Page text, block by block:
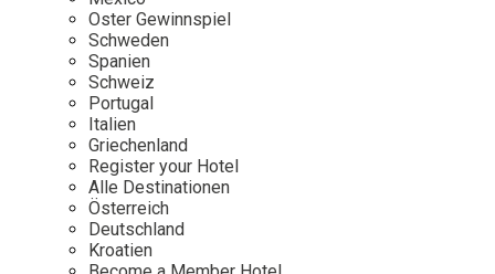
Mexico
Niederlande
Österreich
Portugal
Schweden
Spanien
Schweiz
Persönlichkeiten
Our Story
Career
Kontakt
Impressum
Oster Gewinnspiel
Schweden
Spanien
Schweiz
Portugal
Italien
Griechenland
Register your Hotel
Alle Destinationen
Österreich
Deutschland
Kroatien